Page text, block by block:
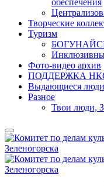
обеспечения
Творческие
Туризм
Фото-видео архив
ПОДДЕРЖКА
Выдающиеся люди
Разное
Твои люди,